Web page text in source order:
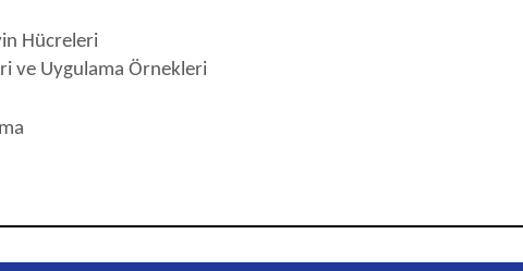
Hücreleri
ve Uygulama Örnekleri